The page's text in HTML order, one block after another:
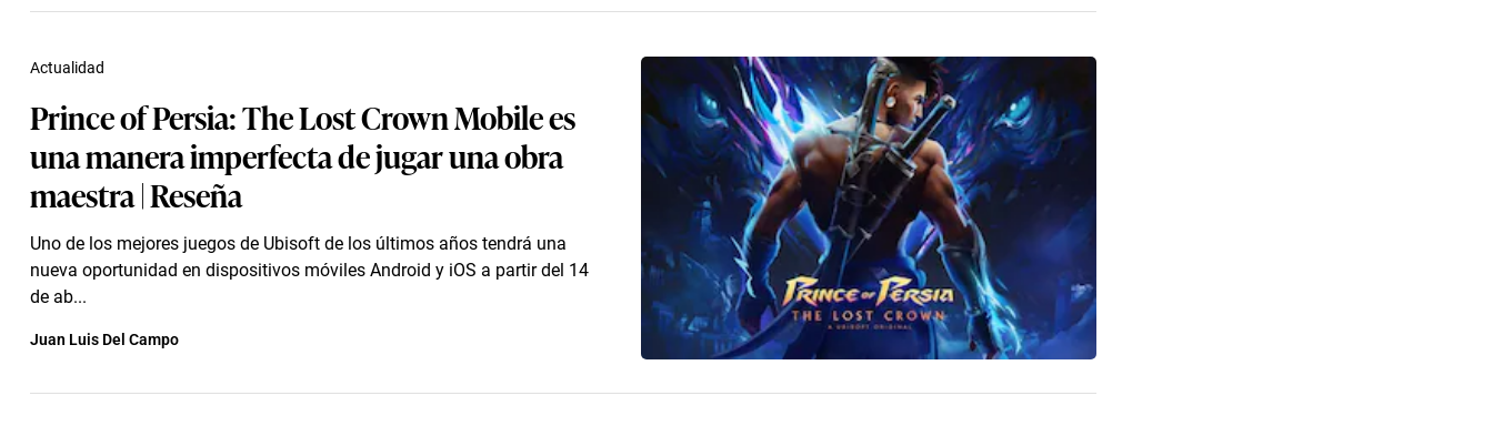
Prince of Persia: The Lost Crown Mobile es
una manera imperfecta de jugar una obra
maestra | Reseña
Uno de los mejores juegos de Ubisoft de los últimos años tendrá una
nueva oportunidad en dispositivos móviles Android y iOS a partir del 14
de ab...
Actualidad
Juan Luis Del Campo